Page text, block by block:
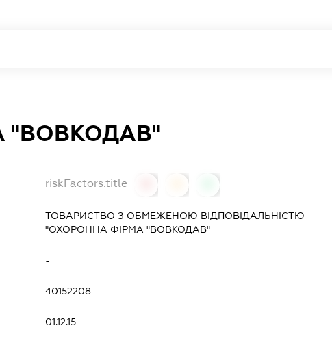
"ВОВКОДАВ"
riskFactors.title
ТОВАРИСТВО З ОБМЕЖЕНОЮ ВІДПОВІДАЛЬНІСТЮ
"ОХОРОННА ФІРМА "ВОВКОДАВ"
-
40152208
01.12.15